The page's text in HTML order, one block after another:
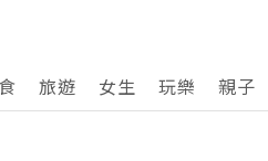
旅遊 女生 玩樂 親子